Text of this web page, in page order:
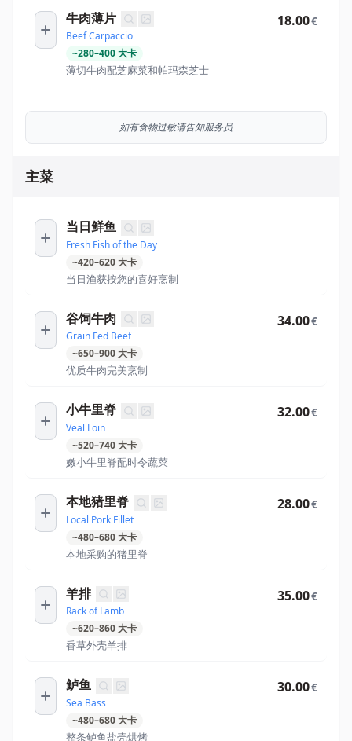
牛肉薄片
Beef Carpaccio
~280–400大卡
薄切牛肉配芝麻菜和帕玛森芝士
18.00€
如有食物过敏请告知服务员
主菜
当日鲜鱼
Fresh Fish of the Day
~420–620大卡
当日渔获按您的喜好烹制
谷饲牛肉
Grain Fed Beef
~650–900大卡
优质牛肉完美烹制
34.00€
小牛里脊
Veal Loin
~520–740大卡
嫩小牛里脊配时令蔬菜
32.00€
本地猪里脊
Local Pork Fillet
~480–680大卡
本地采购的猪里脊
28.00€
羊排
Rack of Lamb
~620–860大卡
香草外壳羊排
35.00€
鲈鱼
Sea Bass
~480–680大卡
整条鲈鱼盐壳烘烤
30.00€